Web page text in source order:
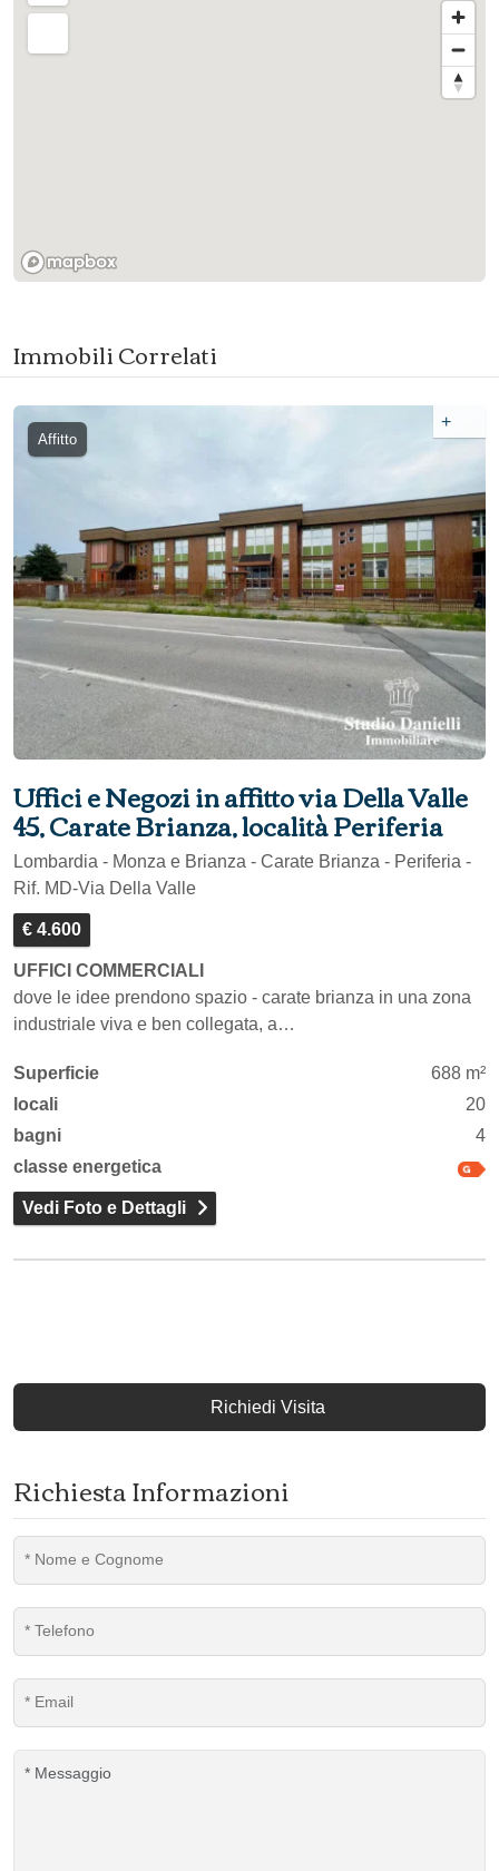
Immobili Correlati
Affitto
+
Uffici e Negozi in affitto via Della Valle
45, Carate Brianza, località Periferia
Lombardia - Monza e Brianza - Carate Brianza - Periferia -
Rif. MD-Via Della Valle
€ 4.600
UFFICI COMMERCIALI
dove le idee prendono spazio - carate brianza in una zona
industriale viva e ben collegata, a…
Superficie
688 m²
locali
20
bagni
4
classe energetica
Vedi Foto e Dettagli
Richiedi Visita
Richiesta Informazioni